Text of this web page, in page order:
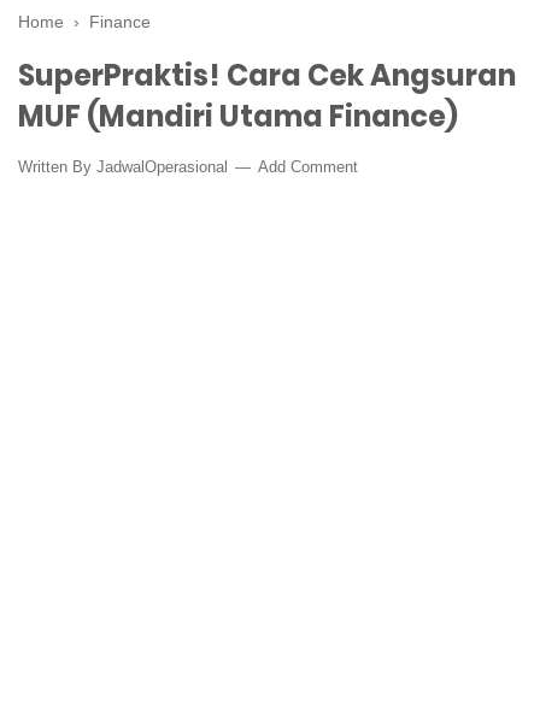
Home › Finance
SuperPraktis! Cara Cek Angsuran
MUF (Mandiri Utama Finance)
Written By JadwalOperasional Add Comment